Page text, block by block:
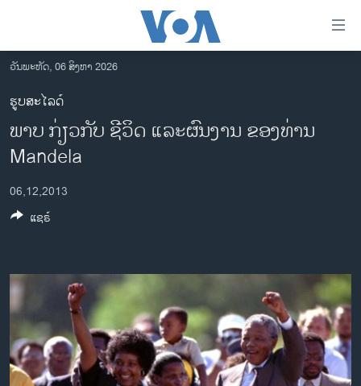
ເຂົ້າ
ຫາ
ຂ້າມ
ຂ້າມ
ຂ້າມ
ໄປ
ຫາ
ຊອກ
ລາວ
ອາເມຣິກາ
ຂ່າວ​ຈີນ
ອິດສະຫຼະພາບດ້ານການຂ່າວ
ຊີວິດຊາວລາວ
ຊຸມຊົນຊາວລາວ
ວິທະຍາສາດ-ເທັກໂນໂລຈີ
ວັນພະຫັດ, 06 ສິງຫາ 2026
ຮູບສະໄລດ໌
ພາບ ກ່ຽວກັບ ຊີວິດ ແລະຜົນງານ ຂອງທ່ານ
Mandela
06,12,2013
ແຊຣ໌